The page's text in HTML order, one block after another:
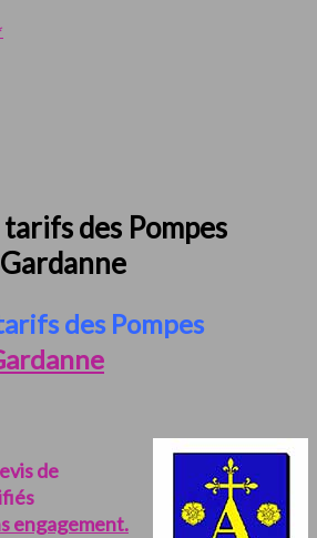
des Pompes
des Pompes
de
engagement.